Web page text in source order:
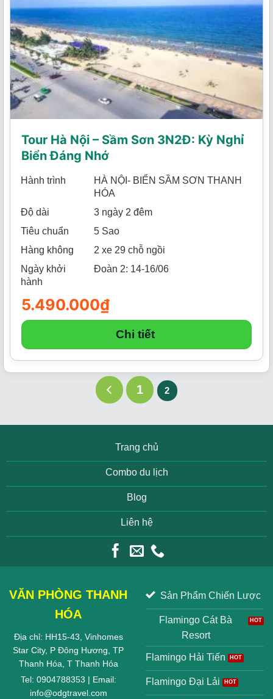
Tour Hà Nội – Sầm Sơn 3N2Đ: Kỳ Nghỉ
Biển Đáng Nhớ
Hành trình
HÀ NỘI- BIỂN SẦM SƠN THANH
HÓA
Độ dài
3 ngày 2 đêm
Tiêu chuẩn
5 Sao
Hàng không
2 xe 29 chỗ ngồi
Ngày khởi
hành
Đoàn 2: 14-16/06
5.490.000₫
Chi tiết
1 2
Trang chủ
Combo du lịch
Blog
Liên hệ
VĂN PHÒNG THANH
HÓA
Địa chỉ: HH15-43, Vinhomes
Star City, P Đông Hương, TP
Thanh Hóa, T Thanh Hóa
Tel: 0904788353 | Email:
info@odgtravel.com
Sản Phẩm Chiến Lược
Flamingo Cát Bà
Resort
Flamingo Hải Tiến
Flamingo Đại Lải